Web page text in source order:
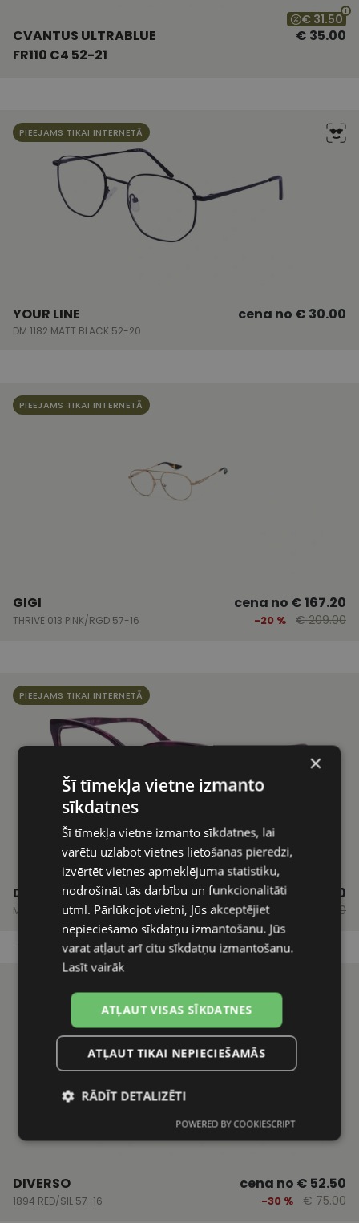
CVANTUS ULTRABLUE
FR110 C4 52-21
€ 31.50
€ 35.00
PIEEJAMS TIKAI INTERNETĀ
YOUR LINE
DM 1182 MATT BLACK 52-20
cena no € 30.00
PIEEJAMS TIKAI INTERNETĀ
GIGI
THRIVE 013 PINK/RGD 57-16
cena no € 167.20
-20 % € 209.00
PIEEJAMS TIKAI INTERNETĀ
DIVERSO
MZ 1015 BURGUNDY 53-16
cena no € 52.50
-30 % € 75.00
DIVERSO
1894 RED/SIL 57-16
cena no € 52.50
-30 % € 75.00
×
Šī tīmekļa vietne izmanto
sīkdatnes
Šī tīmekļa vietne izmanto sīkdatnes, lai
varētu uzlabot vietnes lietošanas pieredzi,
izvērtēt vietnes apmeklējuma statistiku,
nodrošināt tās darbību un funkcionalitāti
utml. Pārlūkojot vietni, Jūs akceptējiet
nepieciešamo sīkdatņu izmantošanu. Jūs
varat atļaut arī citu sīkdatņu izmantošanu.
Lasīt vairāk
ATĻAUT VISAS SĪKDATNES
ATĻAUT TIKAI NEPIECIEŠAMĀS
RĀDĪT DETALIZĒTI
sīkdatnes
Statistikas
sīkdatnes
Mārketinga
Funkcionālās
POWERED BY COOKIESCRIPT